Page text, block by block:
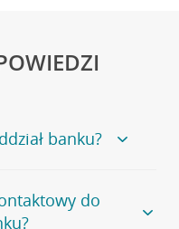
banku?
zapraszamy na
znajduje się
do